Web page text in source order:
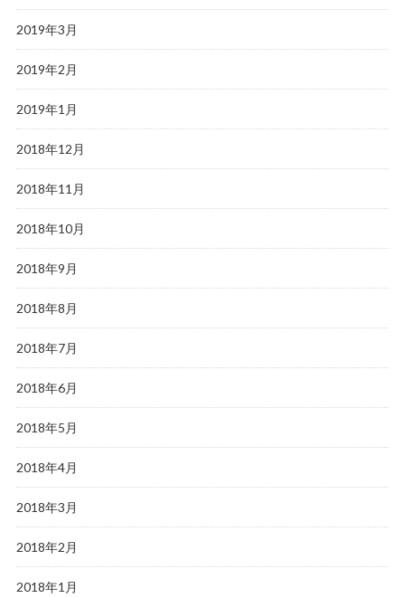
2019年3月
2019年2月
2019年1月
2018年12月
2018年11月
2018年10月
2018年9月
2018年8月
2018年7月
2018年6月
2018年5月
2018年4月
2018年3月
2018年2月
2018年1月